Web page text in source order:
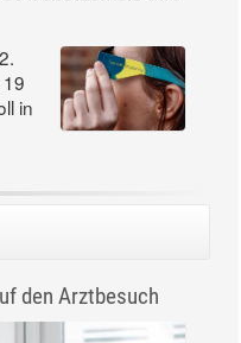
in
den Arztbesuch